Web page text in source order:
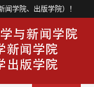
学院、出版学院）！